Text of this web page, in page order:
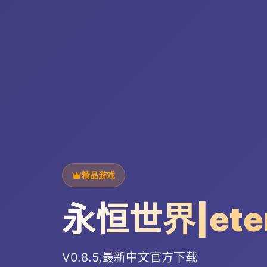
精品游戏
永恒世界
V0.8.5,最新中文官方下载